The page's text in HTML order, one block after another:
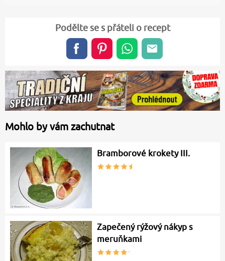
Podělte se s přáteli o recept
Mohlo by vám zachutnat
Bramborové krokety III.
Zapečený rýžový nákyp s
meruňkami